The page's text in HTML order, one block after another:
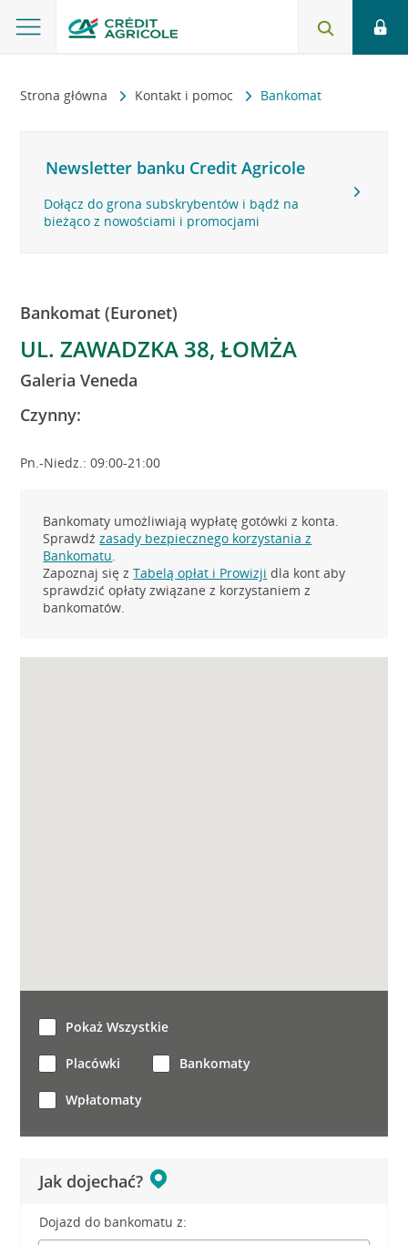
Strona główna Kontakt i pomoc Bankomat
Newsletter banku Credit Agricole
Dołącz do grona subskrybentów i bądź na
bieżąco z nowościami i promocjami
Bankomat (Euronet)
UL. ZAWADZKA 38, ŁOMŻA
Galeria Veneda
Czynny:
Pn.-Niedz.: 09:00-21:00
Bankomaty umożliwiają wypłatę gotówki z konta.
Sprawdźzasady bezpiecznego korzystania z
Bankomatu.
Zapoznaj się zTabelą opłat i Prowizji dla kont aby
sprawdzić opłaty związane z korzystaniem z
bankomatów.
Jak dojechać?
Dojazd do bankomatu z:
Pokaż Wszystkie
Placówki Bankomaty
Wpłatomaty